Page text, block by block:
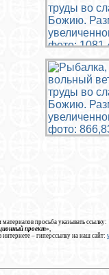
просьба указывать ссылку:
проект»
– гиперссылку на наш сайт: